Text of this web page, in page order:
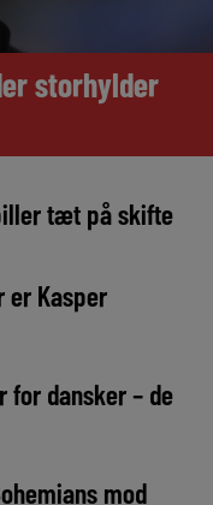
storhylder
tæt på skifte
er Kasper
for dansker – de
mod